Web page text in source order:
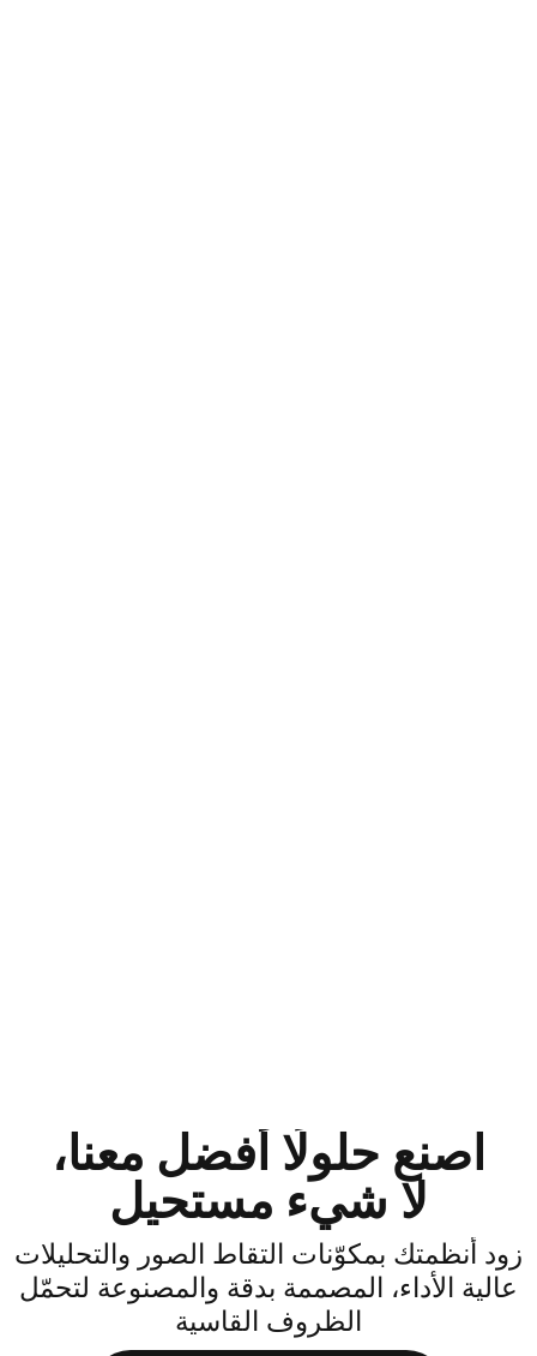
اصنع حلولًا أفضل معنا،
لا شيء مستحيل
أنظمتك بمكوّنات التقاط الصور والتحليلات
الأداء، المصممة بدقة والمصنوعة لتحمّل
الظروف القاسية